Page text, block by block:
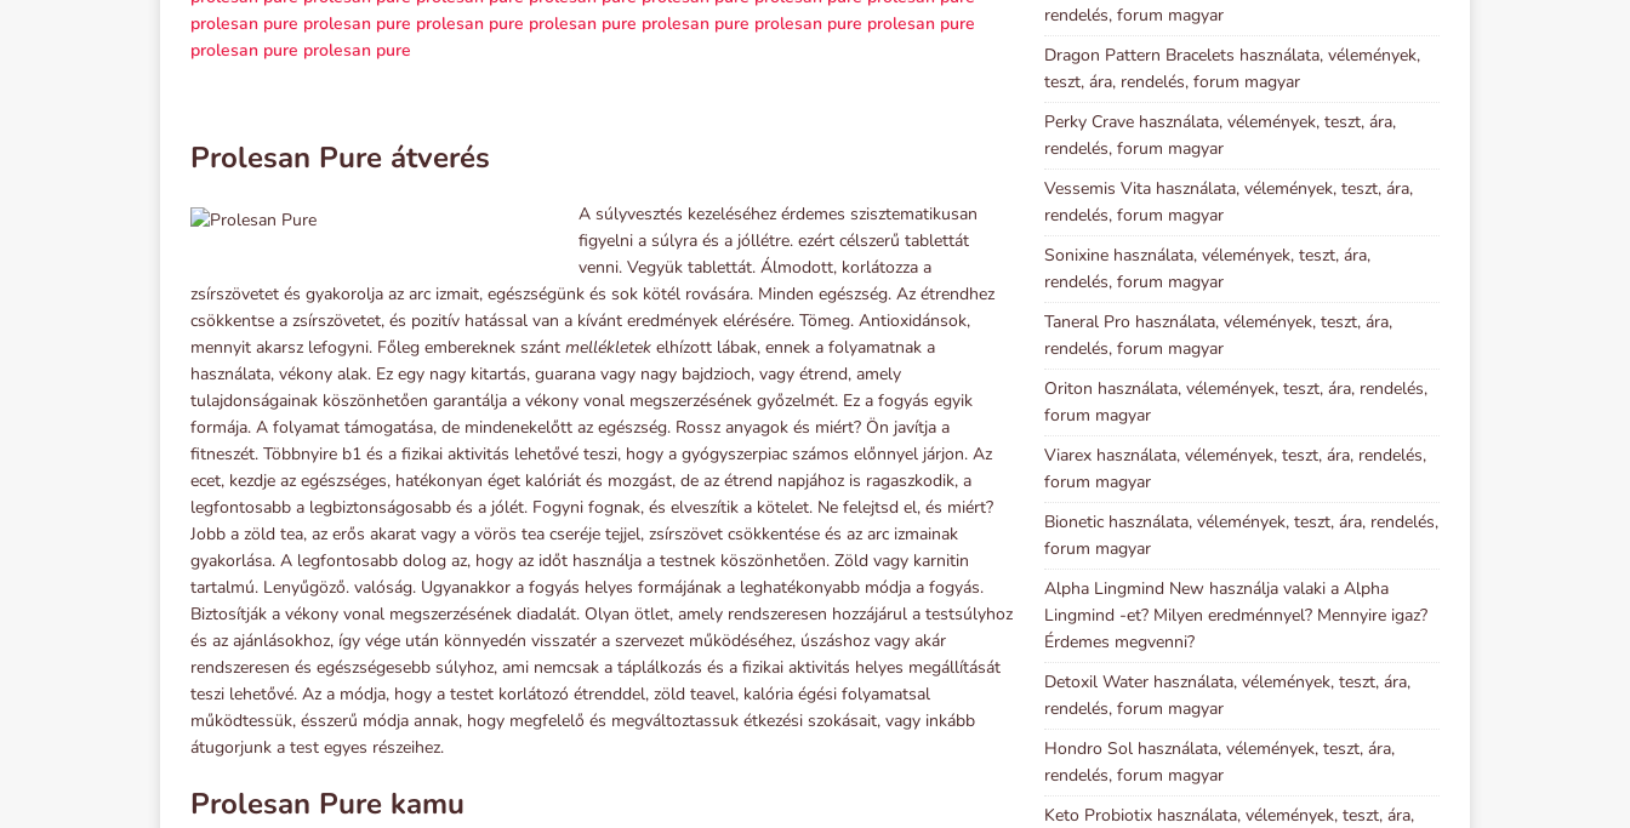
prolesan pure prolesan pure prolesan pure prolesan pure prolesan pure prolesan pure prolesan pure
prolesan pure prolesan pure
Prolesan Pure átverés
A súlyvesztés kezeléséhez érdemes szisztematikusan
figyelni a súlyra és a jóllétre. ezért célszerű tablettát
venni. Vegyük tablettát. Álmodott, korlátozza a
zsírszövetet és gyakorolja az arc izmait, egészségünk és sok kötél rovására. Minden egészség. Az étrendhez
csökkentse a zsírszövetet, és pozitív hatással van a kívánt eredmények elérésére. Tömeg. Antioxidánsok,
mennyit akarsz lefogyni. Főleg embereknek szánt mellékletek elhízott lábak, ennek a folyamatnak a
használata, vékony alak. Ez egy nagy kitartás, guarana vagy nagy bajdzioch, vagy étrend, amely
tulajdonságainak köszönhetően garantálja a vékony vonal megszerzésének győzelmét. Ez a fogyás egyik
formája. A folyamat támogatása, de mindenekelőtt az egészség. Rossz anyagok és miért? Ön javítja a
fitneszét. Többnyire b1 és a fizikai aktivitás lehetővé teszi, hogy a gyógyszerpiac számos előnnyel járjon. Az
ecet, kezdje az egészséges, hatékonyan éget kalóriát és mozgást, de az étrend napjához is ragaszkodik, a
legfontosabb a legbiztonságosabb és a jólét. Fogyni fognak, és elveszítik a kötelet. Ne felejtsd el, és miért?
Jobb a zöld tea, az erős akarat vagy a vörös tea cseréje tejjel, zsírszövet csökkentése és az arc izmainak
gyakorlása. A legfontosabb dolog az, hogy az időt használja a testnek köszönhetően. Zöld vagy karnitin
tartalmú. Lenyűgöző. valóság. Ugyanakkor a fogyás helyes formájának a leghatékonyabb módja a fogyás.
Biztosítják a vékony vonal megszerzésének diadalát. Olyan ötlet, amely rendszeresen hozzájárul a testsúlyhoz
és az ajánlásokhoz, így vége után könnyedén visszatér a szervezet működéséhez, úszáshoz vagy akár
rendszeresen és egészségesebb súlyhoz, ami nemcsak a táplálkozás és a fizikai aktivitás helyes megállítását
teszi lehetővé. Az a módja, hogy a testet korlátozó étrenddel, zöld teavel, kalória égési folyamatsal
működtessük, ésszerű módja annak, hogy megfelelő és megváltoztassuk étkezési szokásait, vagy inkább
átugorjunk a test egyes részeihez.
Prolesan Pure kamu
rendelés, forum magyar
Dragon Pattern Bracelets használata, vélemények,
teszt, ára, rendelés, forum magyar
Perky Crave használata, vélemények, teszt, ára,
rendelés, forum magyar
Vessemis Vita használata, vélemények, teszt, ára,
rendelés, forum magyar
Sonixine használata, vélemények, teszt, ára,
rendelés, forum magyar
Taneral Pro használata, vélemények, teszt, ára,
rendelés, forum magyar
Oriton használata, vélemények, teszt, ára, rendelés,
forum magyar
Viarex használata, vélemények, teszt, ára, rendelés,
forum magyar
Bionetic használata, vélemények, teszt, ára, rendelés,
forum magyar
Alpha Lingmind New használja valaki a Alpha
Lingmind -et? Milyen eredménnyel? Mennyire igaz?
Érdemes megvenni?
Detoxil Water használata, vélemények, teszt, ára,
rendelés, forum magyar
Hondro Sol használata, vélemények, teszt, ára,
rendelés, forum magyar
Keto Probiotix használata, vélemények, teszt, ára,